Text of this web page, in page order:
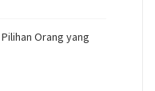
Orang yang